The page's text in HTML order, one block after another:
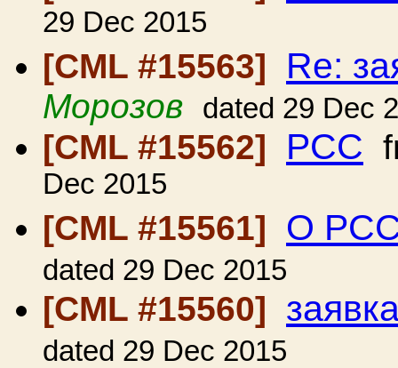
29 Dec 2015
[CML #15563]
Re:
Морозов dated 29 Dec
[CML #15562] РСС
Dec 2015
[CML #15561]
О
dated 29 Dec 2015
[CML #15560]
dated 29 Dec 2015